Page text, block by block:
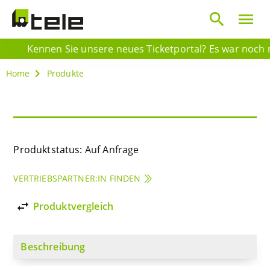
Kennen Sie unsere neues Ticketportal? Es war
menu
search
Home Produkte
Produktstatus: Auf Anfrage
VERTRIEBSPARTNER:IN FINDEN
import_export Produktvergleich
Beschreibung